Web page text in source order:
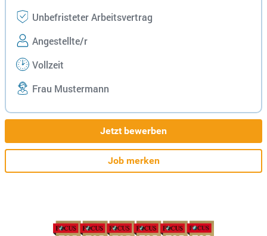
Unbefristeter Arbeitsvertrag
Angestellte/r
Vollzeit
Frau Mustermann
Jetzt bewerben
Job merken